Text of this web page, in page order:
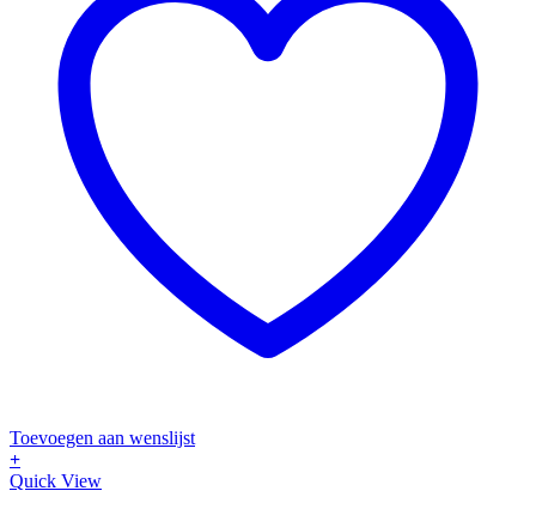
Toevoegen aan wenslijst
+
Quick View